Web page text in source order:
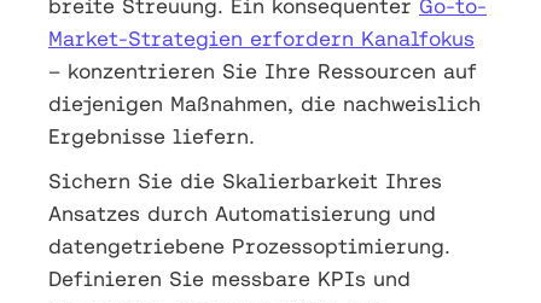
breite Streuung. Ein konsequenter Go-to-
Market-Strategien erfordern Kanalfokus
– konzentrieren Sie Ihre Ressourcen auf
diejenigen Maßnahmen, die nachweislich
Ergebnisse liefern.
Sichern Sie die Skalierbarkeit Ihres
Ansatzes durch Automatisierung und
datengetriebene Prozessoptimierung.
Definieren Sie messbare KPIs und